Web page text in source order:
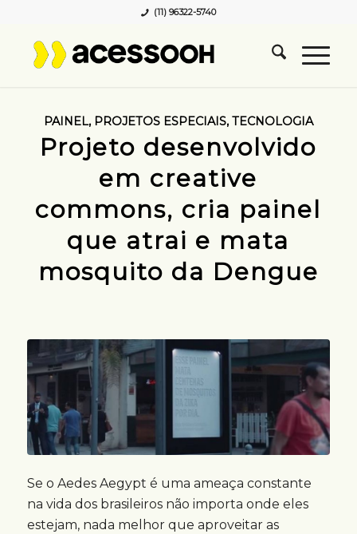
(11) 96322-5740
PAINEL, PROJETOS ESPECIAIS, TECNOLOGIA
Projeto desenvolvido
em creative
commons, cria painel
que atrai e mata
mosquito da Dengue
Se o Aedes Aegypt é uma ameaça constante
na vida dos brasileiros não importa onde eles
estejam, nada melhor que aproveitar as